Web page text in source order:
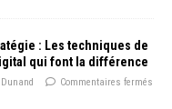
: Les techniques de
qui font la différence
Commentaires fermés